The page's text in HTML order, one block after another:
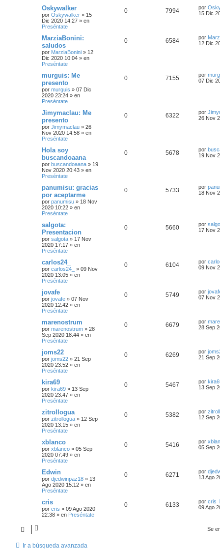
Oskywalker
por Oskywalker » 15
Dic 2020 14:27 » en
Preséntate
0 7994 por
15 Dic
MarziaBonini:
saludos
por MarziaBonini » 12
Dic 2020 10:04 » en
Preséntate
0 6584 por
12 Dic
murguis: Me
presento
por murguis » 07 Dic
2020 23:24 » en
Preséntate
0 7155 por
07 Dic
Jimymaclau: Me
presento
por Jimymaclau » 26
Nov 2020 14:58 » en
Preséntate
0 6322 por
26 Nov
Hola soy
buscandoaana
por buscandoaana » 19
Nov 2020 20:43 » en
Preséntate
0 5678 por
19 Nov
panumisu: gracias
por aceptarme
por panumisu » 18 Nov
2020 10:22 » en
Preséntate
0 5733 por
18 Nov
salgota:
Presentacion
por salgota » 17 Nov
2020 17:17 » en
Preséntate
0 5660 por
17 Nov
carlos24_
por carlos24_ » 09 Nov
2020 13:05 » en
Preséntate
0 6104 por
09 Nov
jovafe
por jovafe » 07 Nov
2020 12:42 » en
Preséntate
0 5749 por
07 Nov
marenostrum
por marenostrum » 28
Sep 2020 18:44 » en
Preséntate
0 6679 por
28 Sep
joms22
por joms22 » 21 Sep
2020 23:52 » en
Preséntate
0 6269 por
21 Sep
kira69
por kira69 » 13 Sep
2020 23:47 » en
Preséntate
0 5467 por
13 Sep
zitrollogua
por zitrollogua » 12 Sep
2020 13:15 » en
Preséntate
0 5382 por
12 Sep
xblanco
por xblanco » 05 Sep
2020 07:49 » en
Preséntate
0 5416 por
05 Sep
Edwin
por djedwinpaz18 » 13
Ago 2020 15:12 » en
Preséntate
0 6271 por
13 Ago
cris
por cris » 09 Ago 2020
22:38 » en Preséntate
0 6133 por cris
09 Ago
Se
Ir a búsqueda avanzada